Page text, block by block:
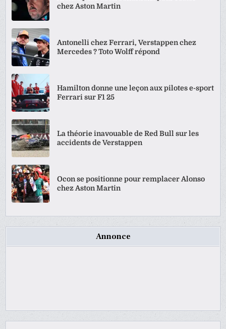
chez Aston Martin
Antonelli chez Ferrari, Verstappen chez
Mercedes ? Toto Wolff répond
Hamilton donne une leçon aux pilotes e-sport
Ferrari sur F1 25
La théorie inavouable de Red Bull sur les
accidents de Verstappen
Ocon se positionne pour remplacer Alonso
chez Aston Martin
Annonce